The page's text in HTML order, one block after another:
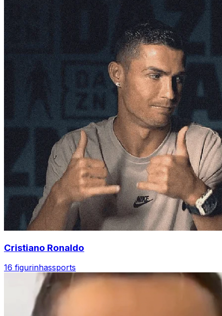
Cristiano Ronaldo
16 figurinhassports